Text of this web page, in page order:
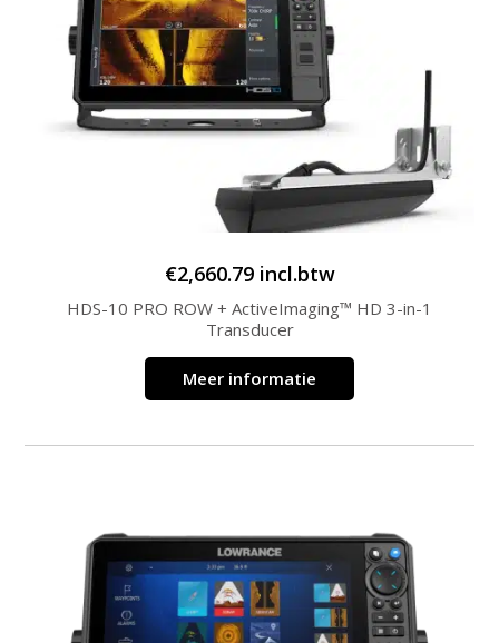
€2,660.79 incl.btw
HDS-10 PRO ROW + ActiveImaging™ HD 3-in-1
Transducer
Meer informatie